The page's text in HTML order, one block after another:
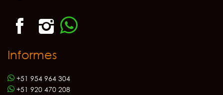
Informes
+51 954 964 304
+51 920 470 208